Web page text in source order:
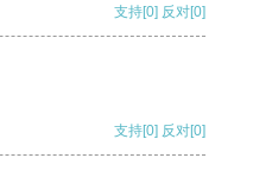
支持[0] 反对[0]
支持[0] 反对[0]